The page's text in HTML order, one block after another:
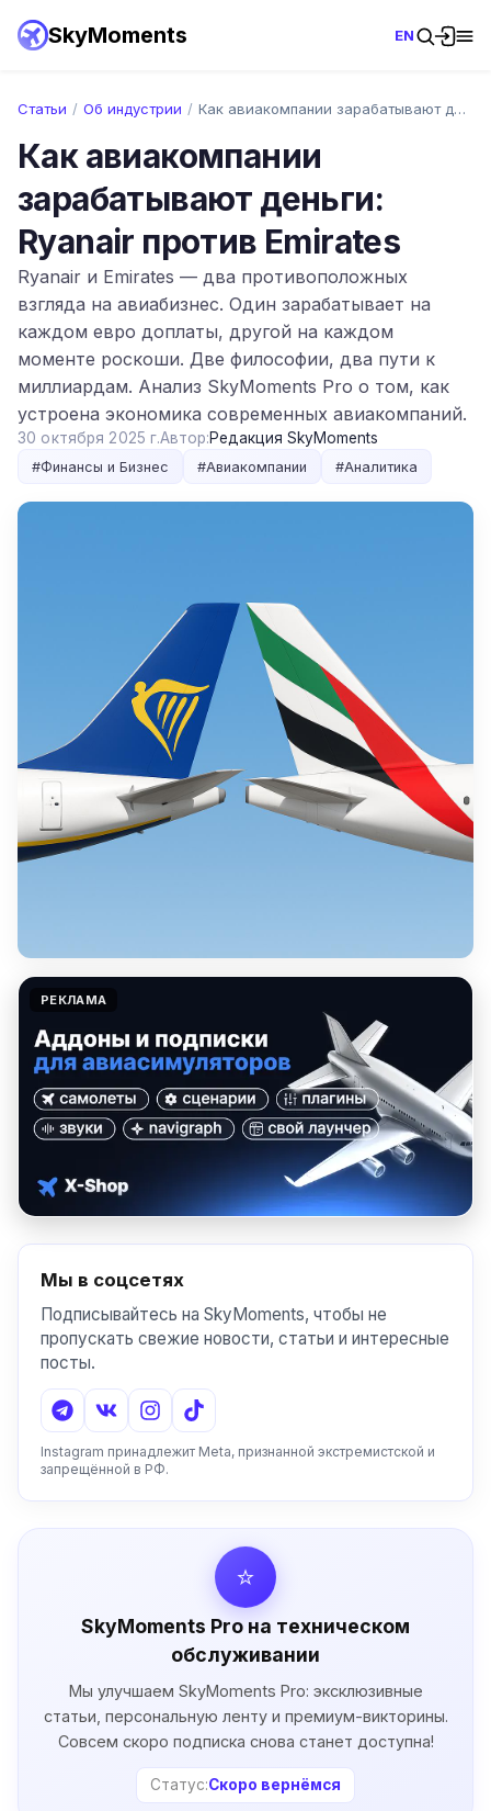
SkyMoments EN
Статьи / Об индустрии / Как авиакомпании зарабатывают деньги: Ry…
Как авиакомпании
зарабатывают деньги:
Ryanair против Emirates
Ryanair и Emirates — два противоположных
взгляда на авиабизнес. Один зарабатывает на
каждом евро доплаты, другой на каждом
моменте роскоши. Две философии, два пути к
миллиардам. Анализ SkyMoments Pro о том, как
устроена экономика современных авиакомпаний.
30 октября 2025 г.Автор:Редакция SkyMoments
#Финансы и Бизнес #Авиакомпании #Аналитика
РЕКЛАМА
Мы в соцсетях
Подписывайтесь на SkyMoments, чтобы не
пропускать свежие новости, статьи и интересные
посты.
Instagram принадлежит Meta, признанной экстремистской и
запрещённой в РФ.
⭐
SkyMoments Pro на техническом
обслуживании
Мы улучшаем SkyMoments Pro: эксклюзивные
статьи, персональную ленту и премиум-викторины.
Совсем скоро подписка снова станет доступна!
Статус:Скоро вернёмся